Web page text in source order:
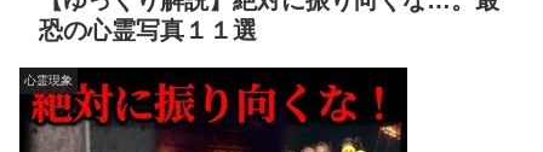
恐の心霊写真１１選
心霊現象